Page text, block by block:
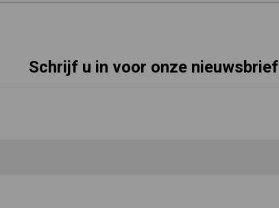
Schrijf u in voor onze nieuwsbrief